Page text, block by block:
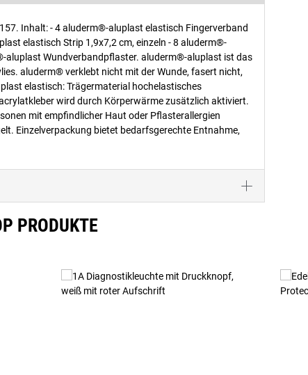
Inhalt: - 4 aluderm®-aluplast elastisch Fingerverband
elastisch Strip 1,9x7,2 cm, einzeln - 8 aluderm®-
aluplast Wundverbandpflaster. aluderm®-aluplast ist das
aluderm® verklebt nicht mit der Wunde, fasert nicht,
elastisch: Trägermaterial hochelastisches
wird durch Körperwärme zusätzlich aktiviert.
mit empfindlicher Haut oder Pflasterallergien
Einzelverpackung bietet bedarfsgerechte Entnahme,
PRODUKTE